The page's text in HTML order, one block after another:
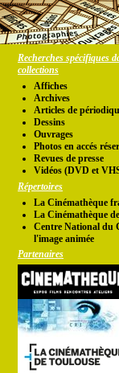
Recherches spécifiques
collections
Affiches
Archives
Articles de
Dessins
Ouvrages
Photos en accés
Revues de presse
Vidéos (DVD et
Répertoires
La Cinémathèque
La Cinémathèque
Centre National du
l'image animée
Partenaires